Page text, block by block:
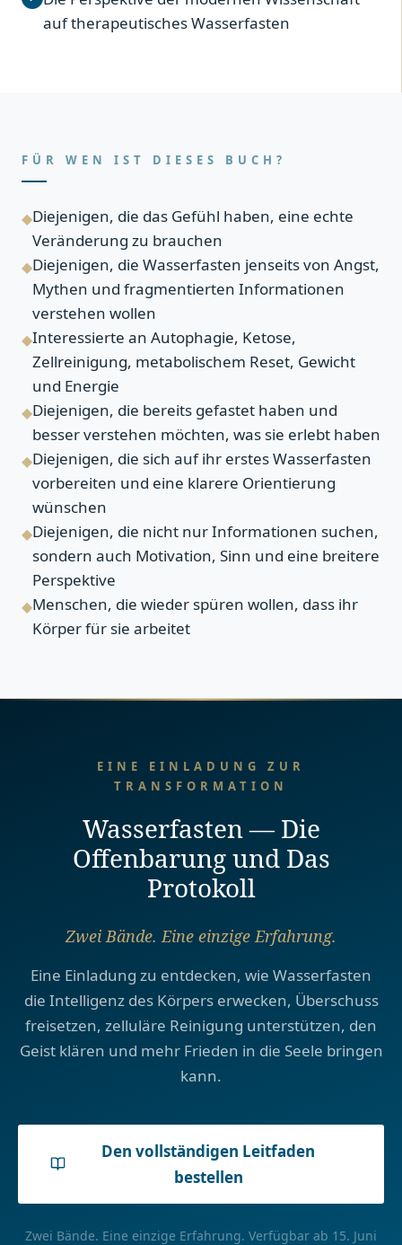
auf therapeutisches Wasserfasten
FÜR WEN IST DIESES BUCH?
◆Diejenigen, die das Gefühl haben, eine echte
Veränderung zu brauchen
◆Diejenigen, die Wasserfasten jenseits von Angst,
Mythen und fragmentierten Informationen
verstehen wollen
◆Interessierte an Autophagie, Ketose,
Zellreinigung, metabolischem Reset, Gewicht
und Energie
◆Diejenigen, die bereits gefastet haben und
besser verstehen möchten, was sie erlebt haben
◆Diejenigen, die sich auf ihr erstes Wasserfasten
vorbereiten und eine klarere Orientierung
wünschen
◆Diejenigen, die nicht nur Informationen suchen,
sondern auch Motivation, Sinn und eine breitere
Perspektive
◆Menschen, die wieder spüren wollen, dass ihr
Körper für sie arbeitet
EINE EINLADUNG ZUR
TRANSFORMATION
Wasserfasten — Die
Offenbarung und Das
Protokoll
Zwei Bände. Eine einzige Erfahrung.
Eine Einladung zu entdecken, wie Wasserfasten
die Intelligenz des Körpers erwecken, Überschuss
freisetzen, zelluläre Reinigung unterstützen, den
Geist klären und mehr Frieden in die Seele bringen
kann.
Den vollständigen Leitfaden
bestellen
Zwei Bände. Eine einzige Erfahrung. Verfügbar ab 15. Juni